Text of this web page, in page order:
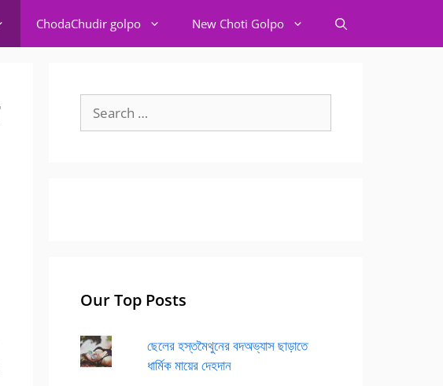
ChodaChudir golpo New Choti Golpo
for:
Our Top Posts
ছেলের হস্তমৈথুনের বদঅভ্যাস ছাড়াতে
ধার্মিক মায়ের দেহদান